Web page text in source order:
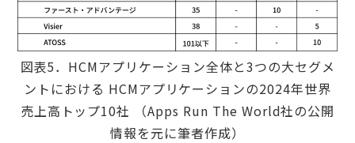
図表5．HCMアプリケーション全体と3つの大セグメ
ントにおける HCMアプリケーションの2024年世界
売上高トップ10社 （Apps Run The World社の公開
情報を元に筆者作成）